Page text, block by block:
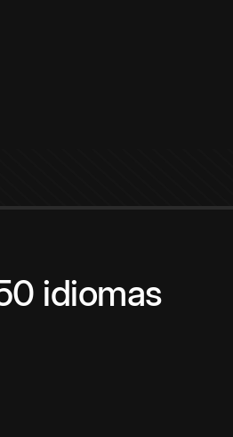
idiomas